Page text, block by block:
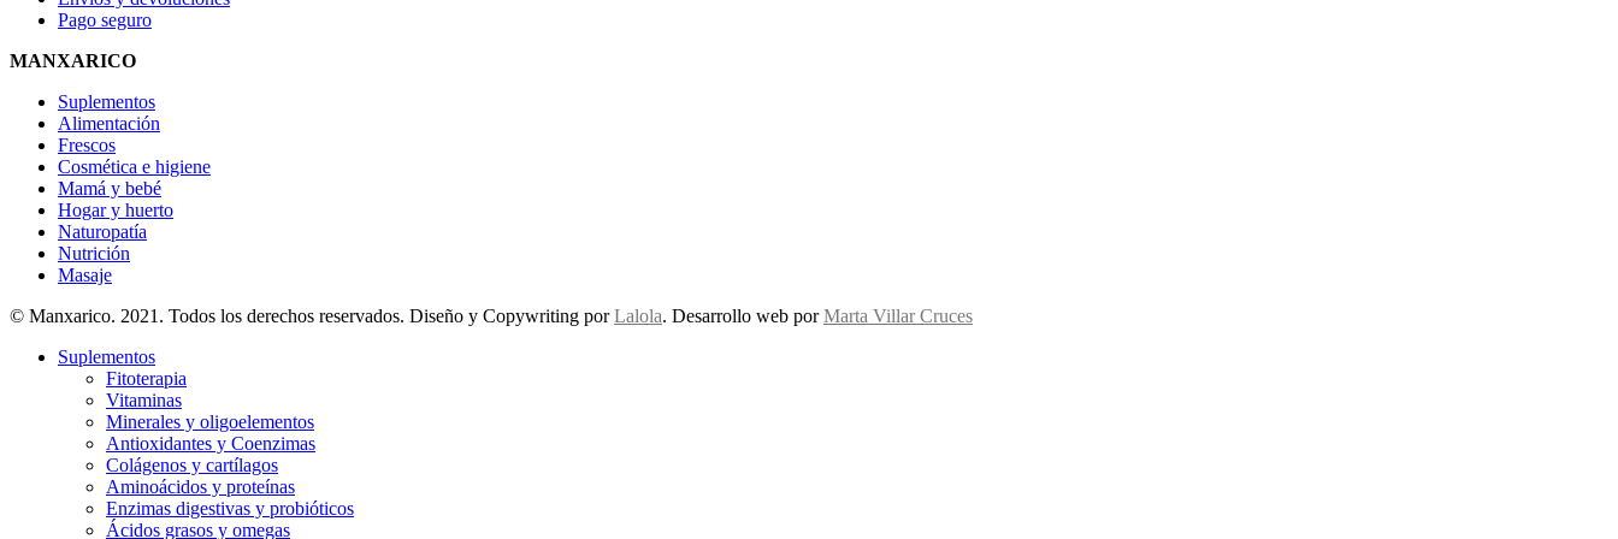
Pago seguro
MANXARICO
Suplementos
Alimentación
Frescos
Cosmética e higiene
Mamá y bebé
Hogar y huerto
Naturopatía
Nutrición
Masaje
© Manxarico. 2021. Todos los derechos reservados. Diseño y Copywriting porLalola. Desarrollo web porMarta Villar Cruces
Suplementos
Fitoterapia
Vitaminas
Minerales y oligoelementos
Antioxidantes y Coenzimas
Colágenos y cartílagos
Aminoácidos y proteínas
Enzimas digestivas y probióticos
Ácidos grasos y omegas